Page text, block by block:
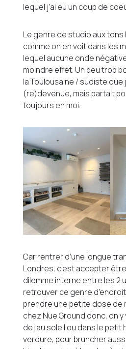
lequel j’ai eu un coup de
Le genre de studio aux
comme on en voit dans les
lequel aucune onde
moindre effet. Un peu trop
la Toulousaine / sudiste que
(re)devenue, mais partait
toujours en moi.
Car rentrer d’une longue
Londres, c’est accepter
dilemme interne entre les 2
retrouver ce genre
prendre une petite dose de
chez Nue Ground donc, on
dej au soleil ou dans le petit
verdure, pour bruncher